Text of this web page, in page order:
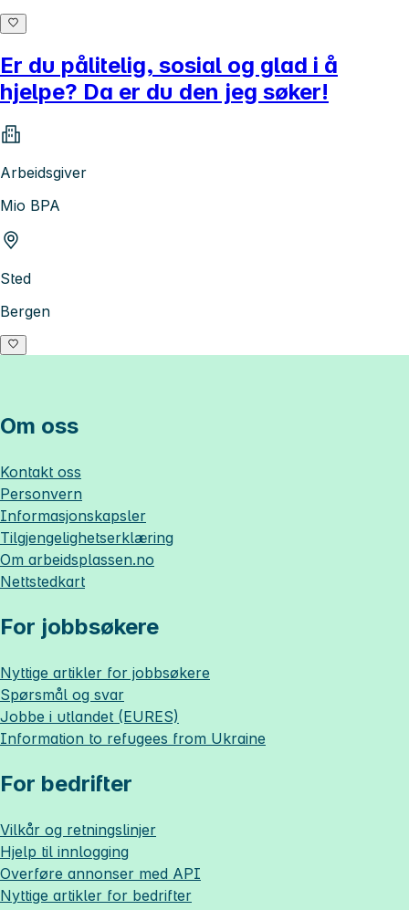
Er du pålitelig, sosial og glad i å
hjelpe? Da er du den jeg søker!
Arbeidsgiver
Mio BPA
Sted
Bergen
Om oss
Kontakt oss
Personvern
Informasjonskapsler
Tilgjengelighetserklæring
Om arbeidsplassen.no
Nettstedkart
For jobbsøkere
Nyttige artikler for jobbsøkere
Spørsmål og svar
Jobbe i utlandet (EURES)
Information to refugees from Ukraine
For bedrifter
Vilkår og retningslinjer
Hjelp til innlogging
Overføre annonser med API
Nyttige artikler for bedrifter